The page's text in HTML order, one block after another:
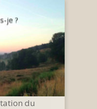
je ?
du